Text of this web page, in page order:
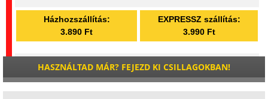
Házhozszállítás:
3.890 Ft
EXPRESSZ szállítás:
3.990 Ft
HASZNÁLTAD MÁR? FEJEZD KI CSILLAGOKBAN!